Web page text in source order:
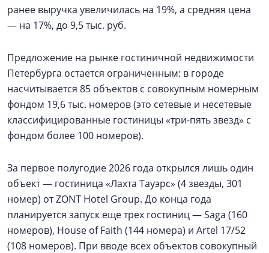
ранее выручка увеличилась на 19%, а средняя цена
— на 17%, до 9,5 тыс. руб.
Предложение на рынке гостиничной недвижимости
Петербурга остается ограниченным: в городе
насчитывается 85 объектов с совокупным номерным
фондом 19,6 тыс. номеров (это сетевые и несетевые
классифицированные гостиницы «три-пять звезд» с
фондом более 100 номеров).
За первое полугодие 2026 года открылся лишь один
объект — гостиница «Лахта Тауэрс» (4 звезды, 301
номер) от ZONT Hotel Group. До конца года
планируется запуск еще трех гостиниц — Saga (160
номеров), House of Faith (144 номера) и Artel 17/52
(108 номеров). При вводе всех объектов совокупный